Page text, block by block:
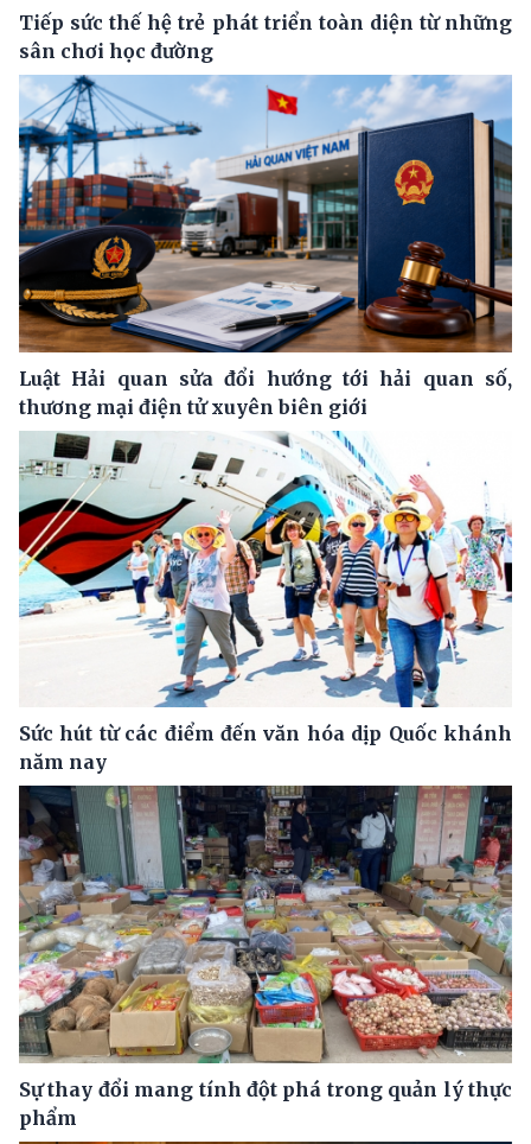
Tiếp sức thế hệ trẻ phát triển toàn diện từ những
sân chơi học đường
Luật Hải quan sửa đổi hướng tới hải quan số,
thương mại điện tử xuyên biên giới
Sức hút từ các điểm đến văn hóa dịp Quốc khánh
năm nay
Sự thay đổi mang tính đột phá trong quản lý thực
phẩm